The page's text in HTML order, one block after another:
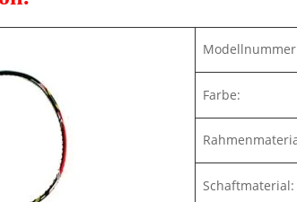
Farbe:
Schaftmaterial: